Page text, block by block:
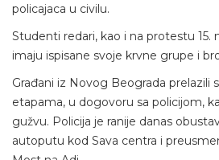
policajaca u civilu.
Studenti redari, kao i na protestu 15.
imaju ispisane svoje krvne grupe i
Građani iz Novog Beograda prelazili
etapama, u dogovoru sa policijom,
gužvu. Policija je ranije danas
autoputu kod Sava centra i